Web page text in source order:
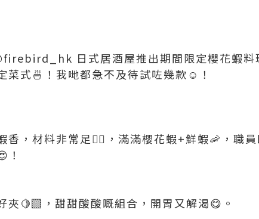
日式居酒屋推出期間限定櫻花蝦料
菜式🍜！我哋都急不及待試咗幾款☺️！
香，材料非常足👍🏻，滿滿櫻花蝦+鮮蝦🦐，職
！
夾🍋‍🟩，甜甜酸酸嘅組合，開胃又解渴😋。